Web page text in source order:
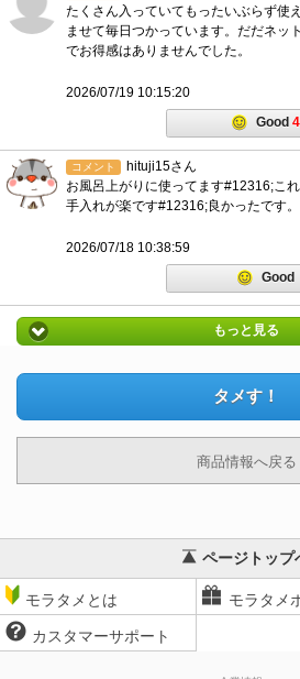
たくさん入っていてもったいぶらず使
ませて毎日つかっています。だだネッ
でお得感はありませんでした。
2026/07/19 10:15:20
Good 4
コメント
hituji15さん
お風呂上がりに使ってます#12316;こ
手入れが楽です#12316;良かったです。
2026/07/18 10:38:59
Good
もっと見る
タメす！
商品情報へ戻る
ページトップ
モラタメとは モラタメ
カスタマーサポート